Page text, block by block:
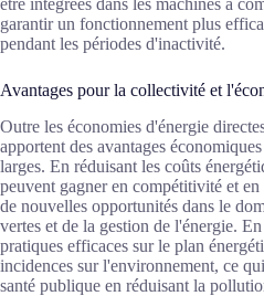
être intégrées dans les machines à
garantir un fonctionnement plus
pendant les périodes d'inactivité.
Avantages pour la collectivité et
Outre les économies d'énergie
apportent des avantages
larges. En réduisant les coûts
peuvent gagner en compétitivité et
de nouvelles opportunités dans le
vertes et de la gestion de l'énergie.
pratiques efficaces sur le plan
incidences sur l'environnement, ce
santé publique en réduisant la